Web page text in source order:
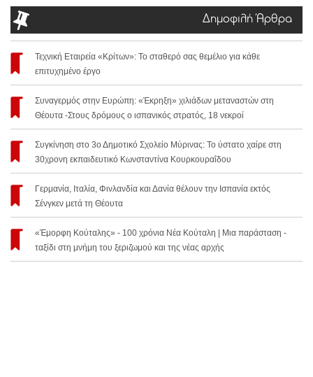
Δημοφιλή Άρθρα
Τεχνική Εταιρεία «Κρίτων»: Το σταθερό σας θεμέλιο για κάθε
επιτυχημένο έργο
Συναγερμός στην Ευρώπη: «Έκρηξη» χιλιάδων μεταναστών στη
Θέουτα -Στους δρόμους ο ισπανικός στρατός, 18 νεκροί
Συγκίνηση στο 3ο Δημοτικό Σχολείο Μύρινας: Το ύστατο χαίρε στη
30χρονη εκπαιδευτικό Κωνσταντίνα Κουρκουραΐδου
Γερμανία, Ιταλία, Φινλανδία και Δανία θέλουν την Ισπανία εκτός
Σένγκεν μετά τη Θέουτα
«Έμορφη Κούταλης» - 100 χρόνια Νέα Κούταλη | Μια παράσταση -
ταξίδι στη μνήμη του ξεριζωμού και της νέας αρχής